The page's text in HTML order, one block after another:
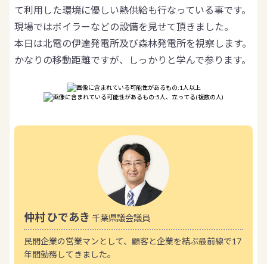
て利用した環境に優しい熱供給も行なっている事です。
現場ではボイラーなどの設備を見せて頂きました。
本日は北電の伊達発電所及び森林発電所を視察します。
かなりの移動距離ですが、しっかりと学んで参ります。
仲村 ひであき 千葉県議会議員
民間企業の営業マンとして、顧客と企業を結ぶ最前線で17
年間勤務してきました。